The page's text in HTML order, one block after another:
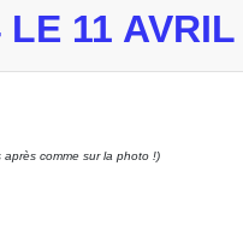
11
comme sur la photo !)